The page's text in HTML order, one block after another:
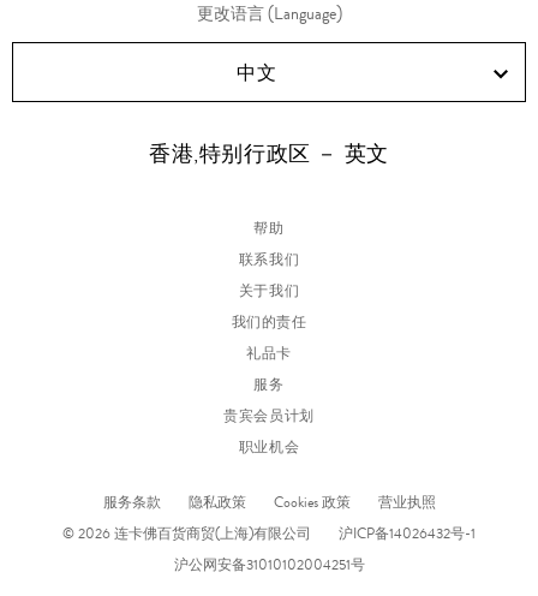
更改语言 (Language)
中文
香港,特别行政区 － 英文
帮助
联系我们
关于我们
我们的责任
礼品卡
服务
贵宾会员计划
职业机会
服务条款 隐私政策 Cookies 政策
营业执照
© 2026 连卡佛百货商贸(上海)有限公司
沪ICP备14026432号-1
沪公网安备31010102004251号